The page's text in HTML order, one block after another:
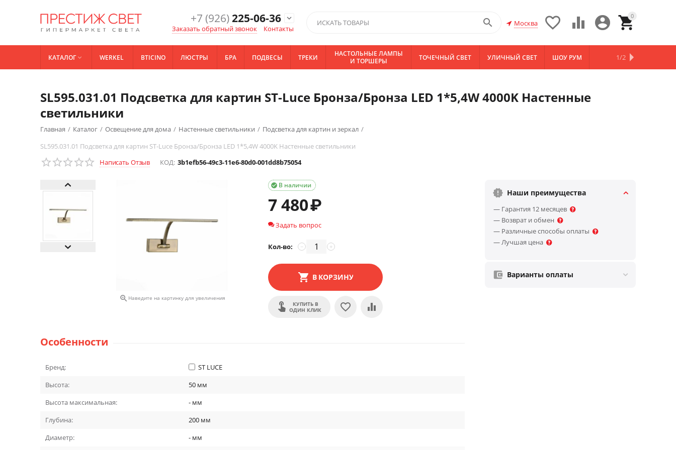
+7 (926)225-06-36
expand_more
Заказать обратный звонок
Контакты
0


 
Москва

КАТАЛОГ WERKEL BTICINO ЛЮСТРЫ БРА ПОДВЕСЫ ТРЕКИ
НАСТОЛЬНЫЕ ЛАМПЫ
И ТОРШЕРЫ
ТОЧЕЧНЫЙ СВЕТ УЛИЧНЫЙ СВЕТ ШОУ РУМ НОВИНКИ
1/2
SL595.031.01 Подсветка для картин ST-Luce Бронза/Бронза LED 1*5,4W 4000K Настенные
светильники
Главная / Каталог / Освещение для дома / Настенные светильники / Подсветка для картин и зеркал /
SL595.031.01 Подсветка для картин ST-Luce Бронза/Бронза LED 1*5,4W 4000K Настенные светильники
Написать Отзыв
КОД: 3b1efb56-49c3-11e6-80d0-001dd8b75054
 Наведите на картинку для увеличения
В наличии

7 480₽
Задать вопрос
Кол-во: +
−
В КОРЗИНУ
КУПИТЬ В
ОДИН КЛИК
Наши преимущества
— Гарантия 12 месяцев
— Возврат и обмен
— Различные способы оплаты
— Лучшая цена
Варианты оплаты
Особенности
Бренд:
ST LUCE
Высота:
50 мм
Высота максимальная:
- мм
Глубина:
200 мм
Диаметр:
- мм